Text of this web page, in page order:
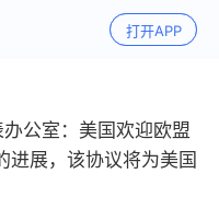
打开APP
公室：美国欢迎欧盟
进展，该协议将为美国